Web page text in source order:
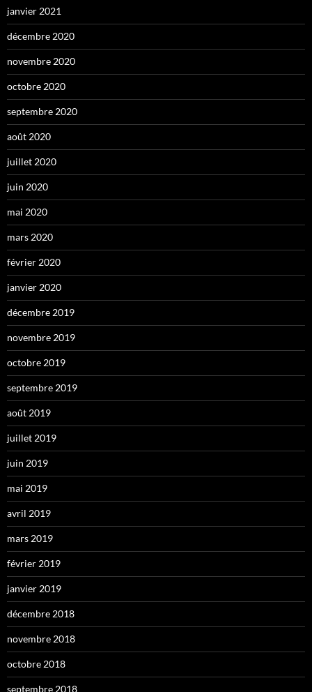
janvier 2021
décembre 2020
novembre 2020
octobre 2020
septembre 2020
août 2020
juillet 2020
juin 2020
mai 2020
mars 2020
février 2020
janvier 2020
décembre 2019
novembre 2019
octobre 2019
septembre 2019
août 2019
juillet 2019
juin 2019
mai 2019
avril 2019
mars 2019
février 2019
janvier 2019
décembre 2018
novembre 2018
octobre 2018
septembre 2018